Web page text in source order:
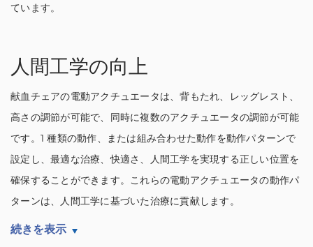
ています。
人間工学の向上
献血チェアの電動アクチュエータは、背もたれ、レッグレスト、
高さの調節が可能で、同時に複数のアクチュエータの調節が可能
です。1 種類の動作、または組み合わせた動作を動作パターンで
設定し、最適な治療、快適さ、人間工学を実現する正しい位置を
確保することができます。これらの電動アクチュエータの動作パ
ターンは、人間工学に基づいた治療に貢献します。
続きを表示